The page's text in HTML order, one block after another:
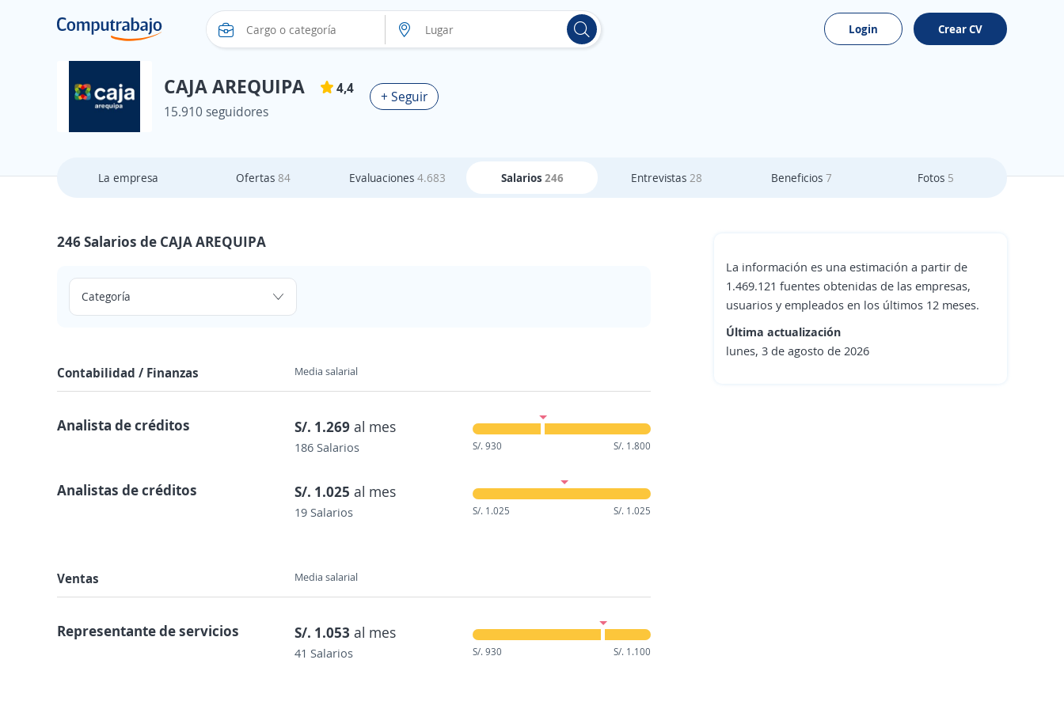
Login Crear CV
CAJA AREQUIPA
4,4
15.910 seguidores
+ Seguir
La empresa Ofertas 84 Evaluaciones 4.683 Salarios 246 Entrevistas 28 Beneficios 7 Fotos 5
246 Salarios de CAJA AREQUIPA
Contabilidad / Finanzas Media salarial
Analista de créditos S/. 1.269 al mes
186 Salarios S/. 930 S/. 1.800
Analistas de créditos S/. 1.025 al mes
19 Salarios S/. 1.025 S/. 1.025
Ventas Media salarial
Representante de servicios S/. 1.053 al mes
41 Salarios S/. 930 S/. 1.100
La información es una estimación a partir de
1.469.121 fuentes obtenidas de las empresas,
usuarios y empleados en los últimos 12 meses.
Última actualización
lunes, 3 de agosto de 2026